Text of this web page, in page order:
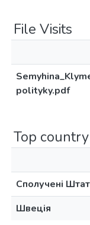
File Visits
polityky.pdf
Top
Сполучені
Швеція